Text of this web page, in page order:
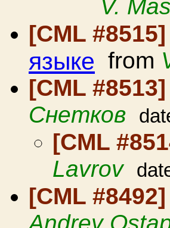
V.
[CML #8515]
языке from
[CML #8513]
Снетков
[CML
Lavrov
[CML #8492]